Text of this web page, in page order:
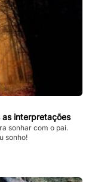
as interpretações
sonhar com o pai.
sonho!